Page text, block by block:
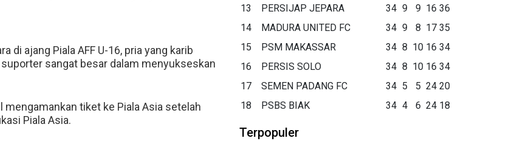
di ajang Piala AFF U-16, pria yang karib
sangat besar dalam menyukseskan
tiket ke Piala Asia setelah
Piala Asia.
13
PERSIJAP JEPARA 34 9 9 16 36
14
MADURA UNITED FC 34 9 8 17 35
15
PSM MAKASSAR 34 8 10 16 34
16
PERSIS SOLO 34 8 10 16 34
17
SEMEN PADANG FC 34 5 5 24 20
18
PSBS BIAK 34 4 6 24 18
Terpopuler